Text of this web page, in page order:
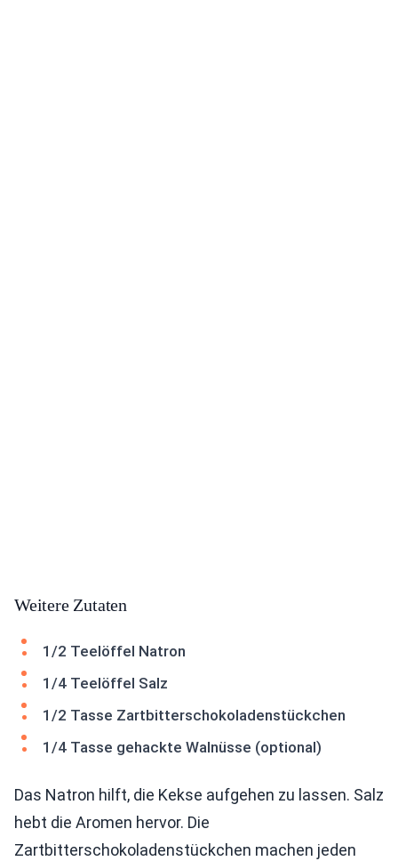
Weitere Zutaten
1/2 Teelöffel Natron
1/4 Teelöffel Salz
1/2 Tasse Zartbitterschokoladenstückchen
1/4 Tasse gehackte Walnüsse (optional)
Das Natron hilft, die Kekse aufgehen zu lassen. Salz
hebt die Aromen hervor. Die
Zartbitterschokoladenstückchen machen jeden